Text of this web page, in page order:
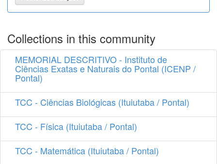
Collections in this community
MEMORIAL DESCRITIVO - Instituto de
Ciências Exatas e Naturais do Pontal (ICENP /
Pontal)
TCC - Ciências Biológicas (Ituiutaba / Pontal)
TCC - Física (Ituiutaba / Pontal)
TCC - Matemática (Ituiutaba / Pontal)